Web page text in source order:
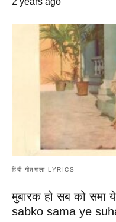
हिंदी गीतमाला LYRICS
मुबारक हो सब को समा
sabko sama ye